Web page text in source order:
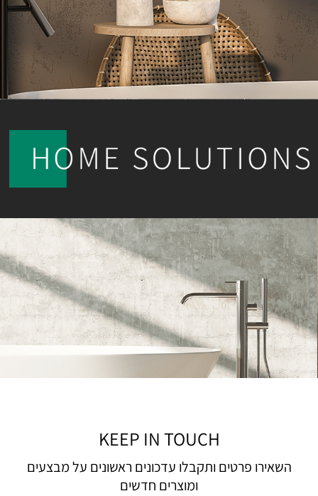
KEEP IN TOUCH
השאירו פרטים ותקבלו עדכונים ראשונים על מבצעים
ומוצרים חדשים